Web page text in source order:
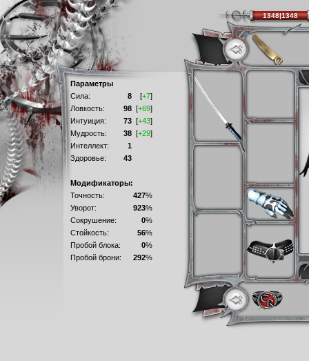
Параметры
Сила:
8 [+7]
Ловкость:
98 [+69]
Интуиция:
73 [+43]
Мудрость:
38 [+29]
Интеллект:
1
Здоровье:
43
Модификаторы:
Точность:
427%
Уворот:
923%
Сокрушение:
0%
Стойкость:
56%
Пробой блока:
0%
Пробой брони:
292%
1348|1348